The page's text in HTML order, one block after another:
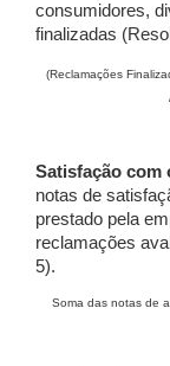
consumidores,
finalizadas
(Reclamações
Satisfação com
notas de
prestado pela
reclamações
5).
Soma das notas de